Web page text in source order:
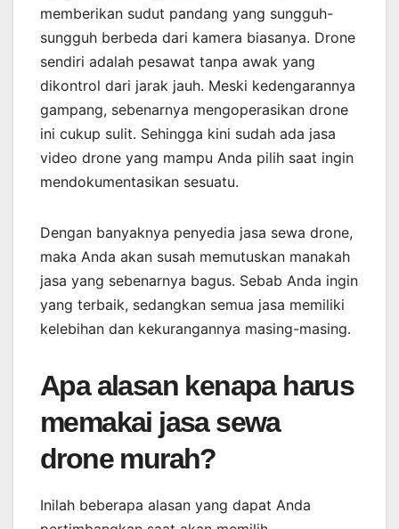
memberikan sudut pandang yang sungguh-
sungguh berbeda dari kamera biasanya. Drone
sendiri adalah pesawat tanpa awak yang
dikontrol dari jarak jauh. Meski kedengarannya
gampang, sebenarnya mengoperasikan drone
ini cukup sulit. Sehingga kini sudah ada jasa
video drone yang mampu Anda pilih saat ingin
mendokumentasikan sesuatu.
Dengan banyaknya penyedia jasa sewa drone,
maka Anda akan susah memutuskan manakah
jasa yang sebenarnya bagus. Sebab Anda ingin
yang terbaik, sedangkan semua jasa memiliki
kelebihan dan kekurangannya masing-masing.
Apa alasan kenapa harus
memakai jasa sewa
drone murah?
Inilah beberapa alasan yang dapat Anda